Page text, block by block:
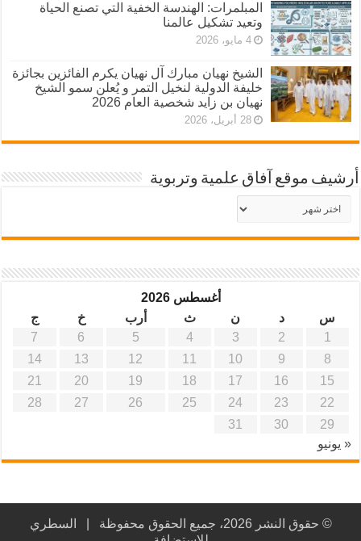
المبلمرات: الهندسة الخفية التي تصنع الحياة
وتعيد تشكيل عالمنا
4 مايو، 2026
الشيخ نهيان مبارك آل نهيان يكرم الفائزين بجائزة
خليفة الدولية لنخيل التمر و يُعلن سمو الشيخ
نهيان بن زايد شخصية العام 2026
28 أبريل، 2026
أرشيف موقع آفاق علمية وتربوية
أرشيف
موقع
آفاق
أغسطس 2026
س
د ن ث أرب خ
ج
1
2
3
4
5
6
7
8
9
10
11
12
13
14
15
16
17
18
19
20
21
22
23
24
25
26
27
28
29
30
31
« يونيو
© حقوق النشر 2026، جميع الحقوق محفوظة |
السطري